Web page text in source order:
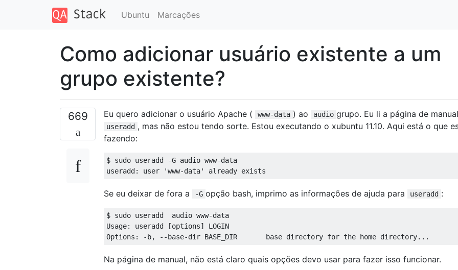
Ubuntu Marcações
Como adicionar usuário existente a um
grupo existente?
669 Eu quero adicionar o usuário Apache ( www-data ) ao audio grupo. Eu li a página de manual
useradd , mas não estou tendo sorte. Estou executando o xubuntu 11.10. Aqui está o que
fazendo:
$ sudo useradd -G audio www-data
Se eu deixar de fora a -G opção bash, imprimo as informações de ajuda para useradd :
$ sudo useradd  audio www-data
Usage: useradd [options] LOGIN
Na página de manual, não está claro quais opções devo usar para fazer isso funcionar.